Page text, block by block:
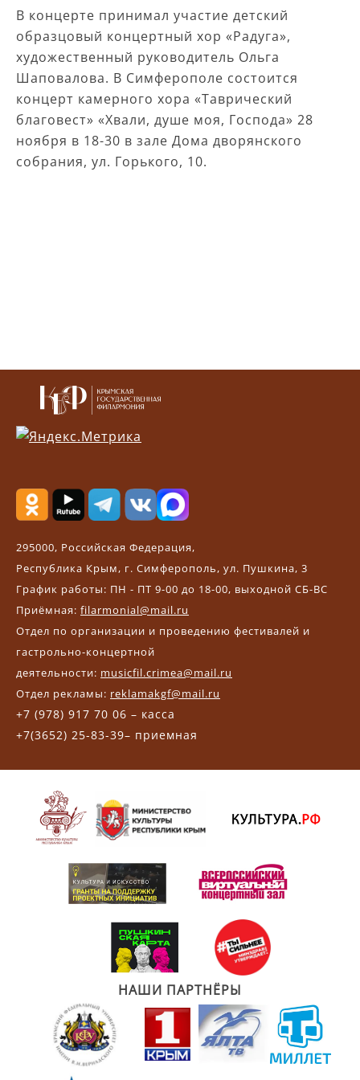
В концерте принимал участие детский
образцовый концертный хор «Радуга»,
художественный руководитель Ольга
Шаповалова. В Симферополе состоится
концерт камерного хора «Таврический
благовест» «Хвали, душе моя, Господа» 28
ноября в 18-30 в зале Дома дворянского
собрания, ул. Горького, 10.
295000, Российская Федерация,
Республика Крым, г. Симферополь, ул. Пушкина, 3
График работы: ПН - ПТ 9-00 до 18-00, выходной СБ-ВС
Приёмная: filarmonial@mail.ru
Отдел по организации и проведению фестивалей и
гастрольно-концертной
деятельности: musicfil.crimea@mail.ru
Отдел рекламы: reklamakgf@mail.ru
+7 (978) 917 70 06 – касса
+7(3652) 25-83-39– приемная
НАШИ ПАРТНЁРЫ